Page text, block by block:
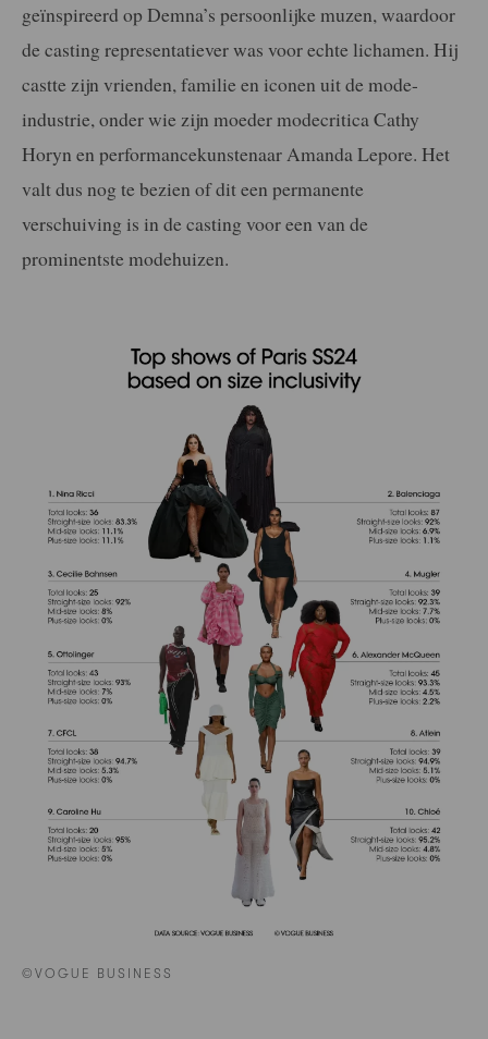
geïnspireerd op Demna’s persoonlijke muzen, waardoor
de casting representatiever was voor echte lichamen. Hij
castte zijn vrienden, familie en iconen uit de mode-
industrie, onder wie zijn moeder modecritica Cathy
Horyn en performancekunstenaar Amanda Lepore. Het
valt dus nog te bezien of dit een permanente
verschuiving is in de casting voor een van de
prominentste modehuizen.
©VOGUE BUSINESS